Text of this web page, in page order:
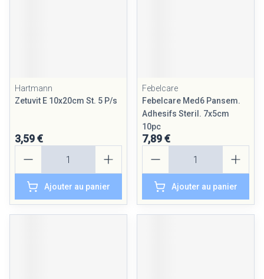
Hartmann
Zetuvit E 10x20cm St. 5 P/s
3,59 €
Ajouter au panier
Febelcare
Febelcare Med6 Pansem.
Adhesifs Steril. 7x5cm
10pc
7,89 €
Ajouter au panier